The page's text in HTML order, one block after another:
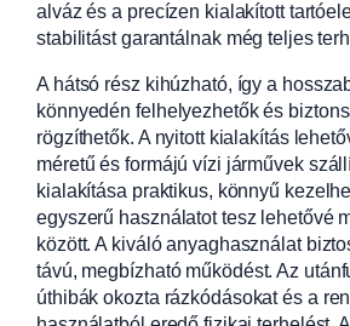
alváz és a precízen kialakított
stabilitást garantálnak még teljes
A hátsó rész kihúzható, így a
könnyedén felhelyezhetők és
rögzíthetők. A nyitott kialakítás
méretű és formájú vízi járművek
kialakítása praktikus, könnyű
egyszerű használatot tesz lehetővé
között. A kiváló anyaghasználat
távú, megbízható működést. Az
úthibák okozta rázkódásokat és a